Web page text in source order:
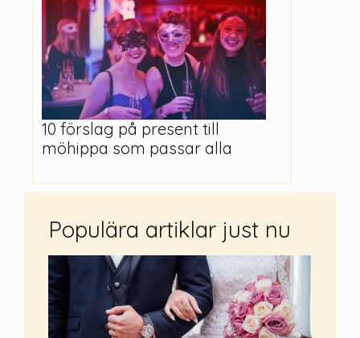
10 förslag på present till
möhippa som passar alla
Populära artiklar just nu